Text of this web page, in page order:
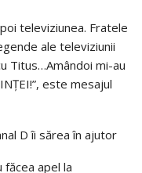
televiziunea. Fratele
ale televiziunii
Titus…Amândoi mi-au
este mesajul
D îi sărea în ajutor
făcea apel la